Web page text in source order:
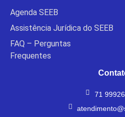
Agenda SEEB
Assistência Jurídica do SEEB
FAQ – Perguntas
Frequentes
71